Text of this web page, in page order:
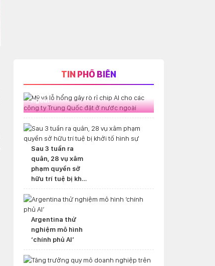
TIN PHỔ BIẾN
Mỹ vá lỗ hổng gây rò rỉ chip AI cho
ngoài
Sau 3 tuần ra
quân, 28 vụ xâm
phạm quyền sở
hữu trí tuệ bị khởi
tố hình sự
Argentina thử
nghiệm mô hình
‘chính phủ AI’